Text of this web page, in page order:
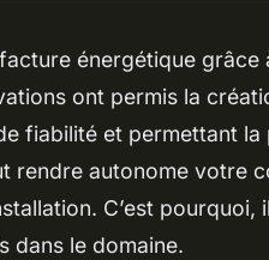
énergétique grâce
ont permis la
fiabilité et permettant la
rendre autonome votre
C’est pourquoi,
dans le domaine.